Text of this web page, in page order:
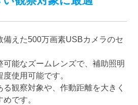
備えた500万画素USBカメラのセ
可能なズームレンズで、補助照明
使用可能です。
観察対象や、作動距離を大きく
です。